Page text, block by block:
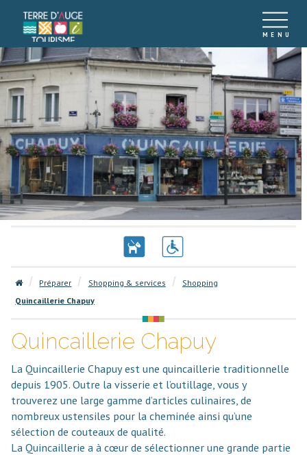
Préparer Shopping & services
Shopping
Quincaillerie Chapuy
Quincaillerie Chapuy
La Quincaillerie Chapuy est une quincaillerie traditionnelle
depuis 1905. Outre la visserie et l’outillage, vous y
trouverez une large gamme d’articles culinaires, de
nombreux ustensiles pour la cheminée ainsi qu’une
sélection de couteaux de qualité.
La Quincaillerie a à cœur de sélectionner une grande partie